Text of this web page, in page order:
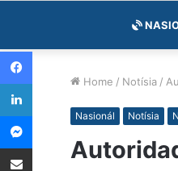
Home / Notísia /
Nasionál Notísia
Facebook
LinkedIn
Messenger